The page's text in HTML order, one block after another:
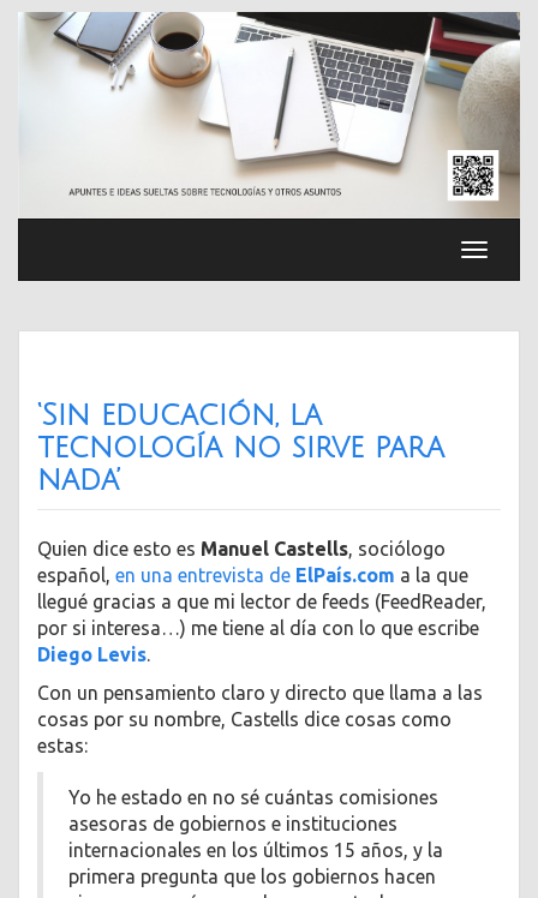
Saltar
contenido
‘Sin educación, la
tecnología no sirve para
nada’
Quien dice esto es Manuel Castells, sociólogo
español, en una entrevista de ElPaís.com a la que
llegué gracias a que mi lector de feeds (FeedReader,
por si interesa…) me tiene al día con lo que escribe
Diego Levis.
Con un pensamiento claro y directo que llama a las
cosas por su nombre, Castells dice cosas como
estas:
Yo he estado en no sé cuántas comisiones
asesoras de gobiernos e instituciones
internacionales en los últimos 15 años, y la
primera pregunta que los gobiernos hacen